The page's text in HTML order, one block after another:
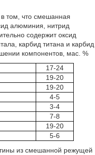
том, что смешанная
алюминия, нитрид
содержит оксид
карбид титана и карбид
компонентов, мас. %
17-24
19-20
19-20
4-5
3-4
7-8
19-20
5-6
из смешанной режущей